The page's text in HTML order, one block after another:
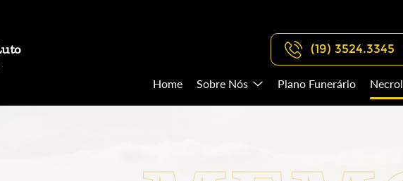
(19) 3524.3345
Luto
Home Sobre Nós Plano Funerário